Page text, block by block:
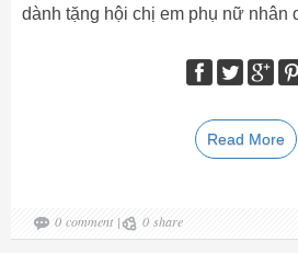
dành tặng hội chị em phụ nữ nhân
Read More
0 comment | 0 share